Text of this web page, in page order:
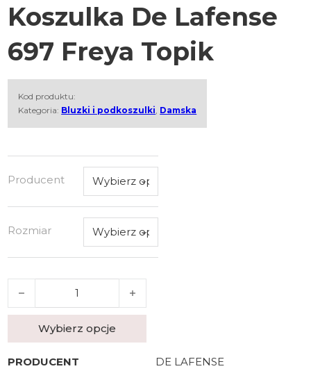
Koszulka De Lafense
697 Freya Topik
Kod produktu:
Kategoria: Bluzki i podkoszulki Damska
Producent
Rozmiar
ilość Koszulka De Lafense 697 Freya Topik
Wybierz opcje
PRODUCENT
DE LAFENSE